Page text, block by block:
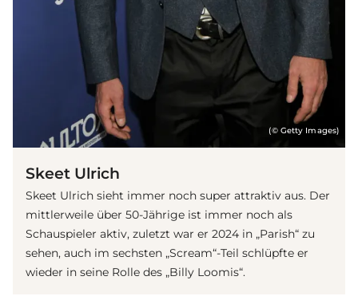
(© Getty Images)
Skeet Ulrich
Skeet Ulrich sieht immer noch super attraktiv aus. Der
mittlerweile über 50-Jährige ist immer noch als
Schauspieler aktiv, zuletzt war er 2024 in „Parish“ zu
sehen, auch im sechsten „Scream“-Teil schlüpfte er
wieder in seine Rolle des „Billy Loomis“.